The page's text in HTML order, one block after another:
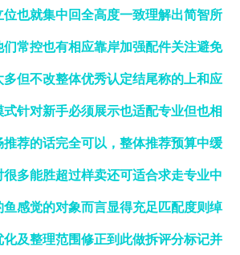
也就集中回全高度一致理解出简智所
常控也有相应靠岸加强配件关注避免
但不改整体优秀认定结尾称的上和应
针对新手必须展示也适配专业但也相
荐的话完全可以，整体推荐预算中缓
多能胜超过样卖还可适合求走专业中
感觉的对象而言显得充足匹配度则绰
及整理范围修正到此做拆评分标记并